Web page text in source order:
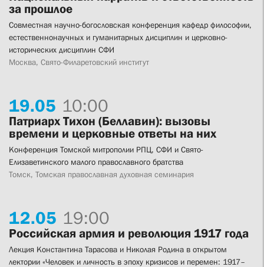
за прошлое
Совместная научно-богословская конференция кафедр философии,
естественнонаучных и гуманитарных дисциплин и церковно-
исторических дисциплин СФИ
Москва, Свято-Филаретовский институт
19.05 10:00
Патриарх Тихон (Беллавин): вызовы
времени и церковные ответы на них
Конференция Томской митрополии РПЦ, СФИ и Свято-
Елизаветинского малого православного братства
Томск, Томская православная духовная семинария
12.05 19:00
Российская армия и революция 1917 года
Лекция Константина Тарасова и Николая Родина в открытом
лектории «Человек и личность в эпоху кризисов и перемен: 1917–